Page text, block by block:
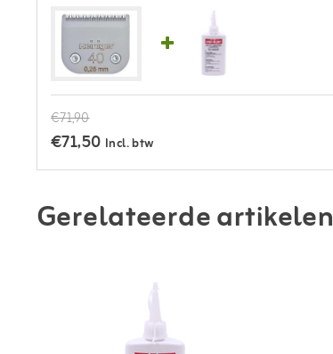
€71,90
€71,50 Incl. btw
Gerelateerde artikelen